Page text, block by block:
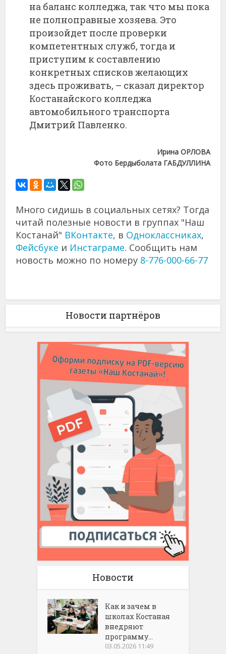
на баланс колледжа, так что мы пока
не полноправные хозяева. Это
произойдет после проверки
компетентных служб, тогда и
приступим к составлению
конкретных списков желающих
здесь проживать, – сказал директор
Костанайского колледжа
автомобильного транспорта
Дмитрий Павленко.
Ирина ОРЛОВА
Фото Бердыболата ГАБДУЛЛИНА
Много сидишь в социальных сетях? Тогда
читай полезные новости в группах "Наш
Костанай" ВКонтакте, в Одноклассниках,
Фейсбуке и Инстаграме. Сообщить нам
новость можно по номеру 8-776-000-66-77
Новости партнёров
Новости
Как и зачем в
школах Костаная
внедряют
программу...
03.05.2026 11:49